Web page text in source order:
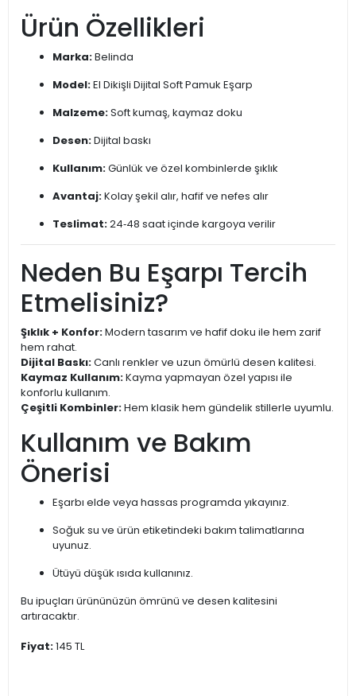
Ürün Özellikleri
Marka:Belinda
Model:El Dikişli Dijital Soft Pamuk Eşarp
Malzeme:Soft kumaş, kaymaz doku
Desen:Dijital baskı
Kullanım:Günlük ve özel kombinlerde şıklık
Avantaj:Kolay şekil alır, hafif ve nefes alır
Teslimat:24‑48 saat içinde kargoya verilir
Neden Bu Eşarpı Tercih
Etmelisiniz?
Şıklık + Konfor:Modern tasarım ve hafif doku ile hem zarif
hem rahat.
Dijital Baskı:Canlı renkler ve uzun ömürlü desen kalitesi.
Kaymaz Kullanım:Kayma yapmayan özel yapısı ile
konforlu kullanım.
Çeşitli Kombinler:Hem klasik hem gündelik stillerle uyumlu.
Kullanım ve Bakım
Önerisi
Eşarbı elde veya hassas programda yıkayınız.
Soğuk su ve ürün etiketindeki bakım talimatlarına
uyunuz.
Ütüyü düşük ısıda kullanınız.
Bu ipuçları ürününüzün ömrünü ve desen kalitesini
artıracaktır.
Fiyat:145 TL